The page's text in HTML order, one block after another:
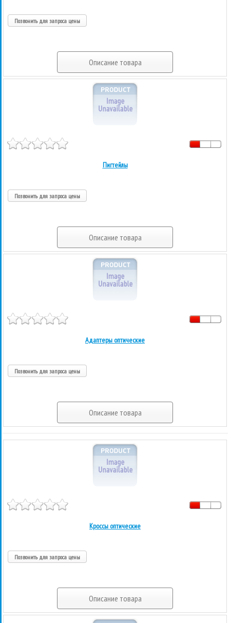
Позвонить для запроса цены
Описание товара
Пигтейлы
Позвонить для запроса цены
Описание товара
Адаптеры оптические
Позвонить для запроса цены
Описание товара
Кроссы оптические
Позвонить для запроса цены
Описание товара